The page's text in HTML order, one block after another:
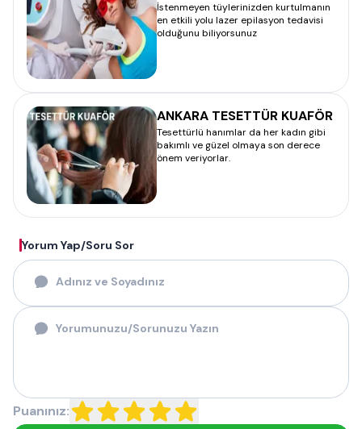
İstenmeyen tüylerinizden kurtulmanın
en etkili yolu lazer epilasyon tedavisi
olduğunu biliyorsunuz
ANKARA TESETTÜR KUAFÖR
Tesettürlü hanımlar da her kadın gibi
bakımlı ve güzel olmaya son derece
önem veriyorlar.
Yorum Yap/Soru Sor
Puanınız: